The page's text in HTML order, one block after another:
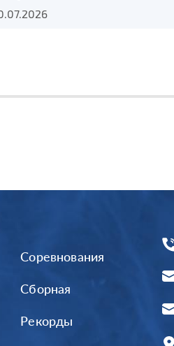
Соревнования
Сборная
Рекорды